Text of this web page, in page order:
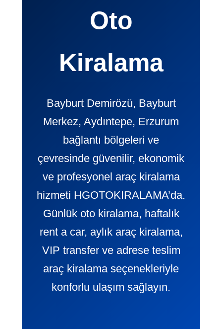
Oto
Kiralama
Bayburt Demirözü, Bayburt
Merkez, Aydıntepe, Erzurum
bağlantı bölgeleri ve
çevresinde güvenilir, ekonomik
ve profesyonel araç kiralama
hizmeti HGOTOKIRALAMA’da.
Günlük oto kiralama, haftalık
rent a car, aylık araç kiralama,
VIP transfer ve adrese teslim
araç kiralama seçenekleriyle
konforlu ulaşım sağlayın.